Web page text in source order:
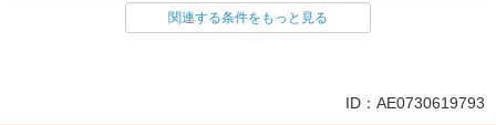
同じ雇用形態から国立駅の求人を探す
関連する条件をもっと見る
ID：AE0730619793